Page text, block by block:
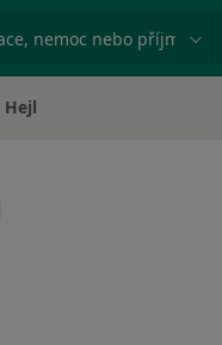
nemoc nebo příjmení
Hejl